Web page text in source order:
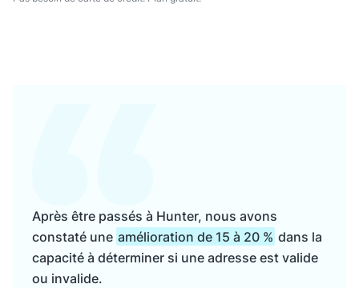
Après être passés à Hunter, nous avons
constaté une amélioration de 15 à 20 % dans la
capacité à déterminer si une adresse est valide
ou invalide.